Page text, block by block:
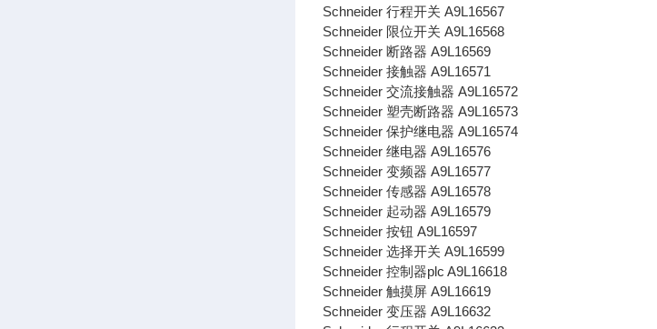
Schneider 行程开关 A9L16567
Schneider 限位开关 A9L16568
Schneider 断路器 A9L16569
Schneider 接触器 A9L16571
Schneider 交流接触器 A9L16572
Schneider 塑壳断路器 A9L16573
Schneider 保护继电器 A9L16574
Schneider 继电器 A9L16576
Schneider 变频器 A9L16577
Schneider 传感器 A9L16578
Schneider 起动器 A9L16579
Schneider 按钮 A9L16597
Schneider 选择开关 A9L16599
Schneider 控制器plc A9L16618
Schneider 触摸屏 A9L16619
Schneider 变压器 A9L16632